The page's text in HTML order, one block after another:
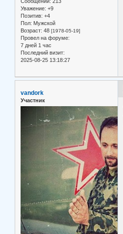
Уважение: +9
Позитив: +4
Пол: Мужской
Возраст: 48 [1978-05-19]
Провел на форуме:
7 дней 1 час
Последний визит:
2025-08-25 13:18:27
vandork
Участник